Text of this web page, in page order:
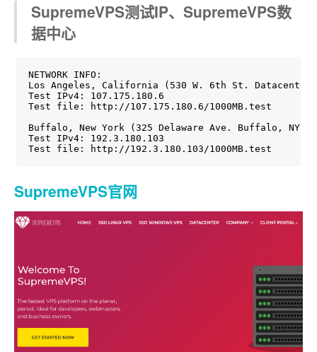
SupremeVPS测试IP、SupremeVPS数
据中心
NETWORK INFO:
Los Angeles, California (530 W. 6th St.
Test IPv4: 107.175.180.6
Test file: http://107.175.180.6/1000MB.test
Buffalo, New York (325 Delaware Ave. Buffalo, NY
Test IPv4: 192.3.180.103
Test file: http://192.3.180.103/1000MB.test
SupremeVPS官网